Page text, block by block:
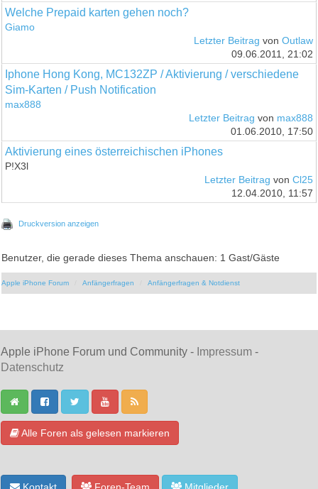
Welche Prepaid karten gehen noch?
Giamo
Letzter Beitrag von Outlaw
09.06.2011, 21:02
Iphone Hong Kong, MC132ZP / Aktivierung / verschiedene
Sim-Karten / Push Notification
max888
Letzter Beitrag von max888
01.06.2010, 17:50
Aktivierung eines österreichischen iPhones
P!X3l
Letzter Beitrag von Cl25
12.04.2010, 11:57
Druckversion anzeigen
Benutzer, die gerade dieses Thema anschauen: 1 Gast/Gäste
Apple iPhone Forum Anfängerfragen Anfängerfragen & Notdienst
Apple iPhone Forum und Community - Impressum -
Datenschutz
Alle Foren als gelesen markieren
Kontakt Foren-Team Mitglieder